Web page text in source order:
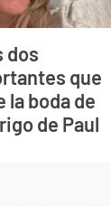
dos
que
la boda de
de Paul